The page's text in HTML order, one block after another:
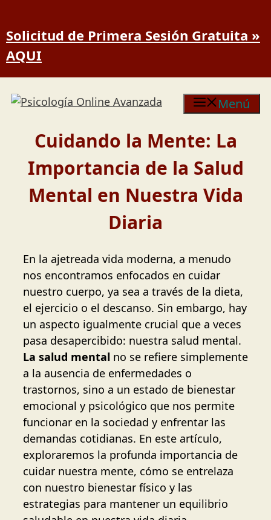
Solicitud de Primera Sesión Gratuita »
AQUI
Menú
Cuidando la Mente: La
Importancia de la Salud
Mental en Nuestra Vida
Diaria
En la ajetreada vida moderna, a menudo
nos encontramos enfocados en cuidar
nuestro cuerpo, ya sea a través de la dieta,
el ejercicio o el descanso. Sin embargo, hay
un aspecto igualmente crucial que a veces
pasa desapercibido: nuestra salud mental.
La salud mental no se refiere simplemente
a la ausencia de enfermedades o
trastornos, sino a un estado de bienestar
emocional y psicológico que nos permite
funcionar en la sociedad y enfrentar las
demandas cotidianas. En este artículo,
exploraremos la profunda importancia de
cuidar nuestra mente, cómo se entrelaza
con nuestro bienestar físico y las
estrategias para mantener un equilibrio